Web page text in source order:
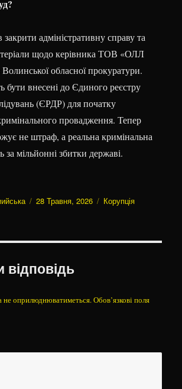
адміністративну справу та
щодо керівника ТОВ «ОЛЛ
обласної прокуратури.
бути внесені до Єдиного реєстру
(ЄРДР) для початку
провадження. Тепер
не штраф, а реальна кримінальна
за мільйонні збитки державі.
Оприлюднено
28 Травня, 2026 Категорії
Корупція
не оприлюднюватиметься.Обов’язкові поля